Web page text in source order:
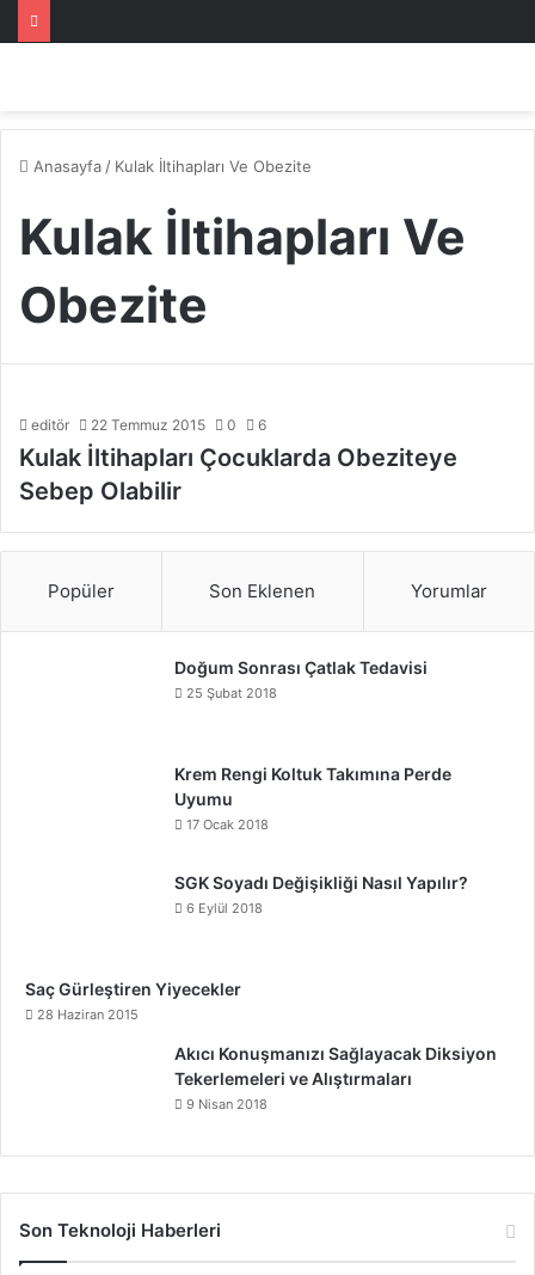
Anasayfa / Kulak İltihapları Ve Obezite
Kulak İltihapları Ve
Obezite
editör 22 Temmuz 2015 0 6
Kulak İltihapları Çocuklarda Obeziteye
Sebep Olabilir
Popüler Son Eklenen Yorumlar
Doğum Sonrası Çatlak Tedavisi
25 Şubat 2018
Krem Rengi Koltuk Takımına Perde
Uyumu
17 Ocak 2018
SGK Soyadı Değişikliği Nasıl Yapılır?
6 Eylül 2018
Saç Gürleştiren Yiyecekler
28 Haziran 2015
Akıcı Konuşmanızı Sağlayacak Diksiyon
Tekerlemeleri ve Alıştırmaları
9 Nisan 2018
Son Teknoloji Haberleri